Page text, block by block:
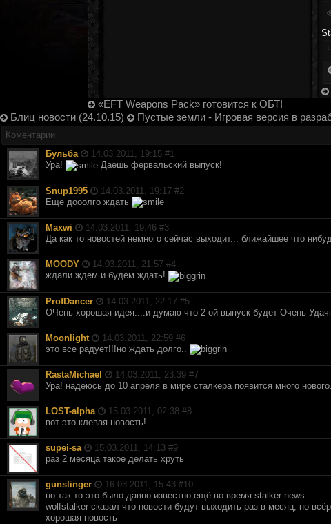
«EFT Weapons Pack» готовится к ОБТ!
Блиц новости (24.10.15)
Пустые земли - Игровая версия в
Коментарии
Бульба
14.03.2011, 19:15 #1
Ура!
Даешь фервальский выпуск!
Snup1995 14.03.2011, 19:17 #2
Еще дооолго ждать
Maxwi 14.03.2011, 19:46 #3
Да как то новостей немного сейчас выходит... ближайшее что
MOODY 14.03.2011, 21:57 #4
ждали ждем и будем ждать!
ProfDancer 14.03.2011, 22:17 #5
ОЧень хорошая идея....и думаю что 2-ой выпуск будет Очень
Moonlight 14.03.2011, 22:59 #6
это все радует!!!но ждать долго..
RastaMichael 14.03.2011, 23:39 #7
Ура! надеюсь до 10 апреля в мире сталкера появится много
LOST-alpha 15.03.2011, 02:38 #8
вот это клевая новость!
supei-sa 15.03.2011, 14:13 #9
раз 2 месяца такое делать хруть
gunslinger 16.03.2011, 15:43 #10
но так то это было давно известно ещё во время stalker news
wolfstalker сказал что новости будут выходить раз в месяц, но
хорошая новость